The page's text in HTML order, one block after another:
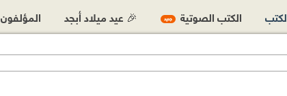
الكتب الصوتية جديد 🎉 عيد ميلاد أبجد المؤلفون